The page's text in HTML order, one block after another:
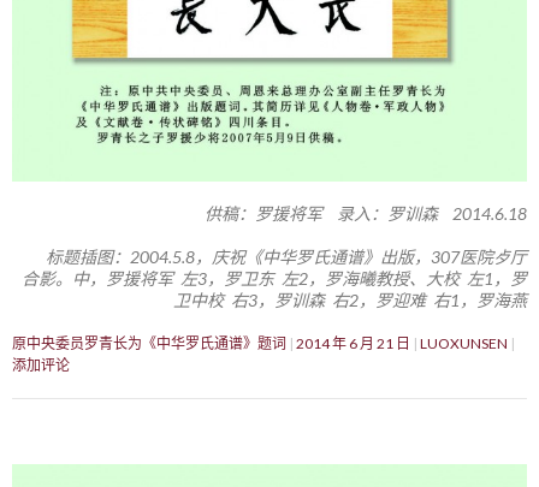
供稿：罗援将军 录入：罗训森 2014.6.18
标题插图：2004.5.8，庆祝《中华罗氏通谱》出版，307医院歺厅
合影。中，罗援将军 左3，罗卫东 左2，罗海曦教授、大校 左1，罗
卫中校 右3，罗训森 右2，罗迎难 右1，罗海燕
原中央委员罗青长为《中华罗氏通谱》题词 2014 年 6 月 21 日
LUOXUNSEN
添加评论